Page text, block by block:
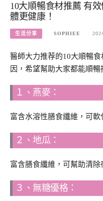
10大順暢食材推薦 有
體更健康！
生活分享 SOPHIEE
醫師大力推荐的10大順暢
因，希望幫助大家都能順
１、燕麥：
富含水溶性膳食纖維，可軟
２、地瓜：
富含膳食纖維，可幫助清除
３、無糖優格：